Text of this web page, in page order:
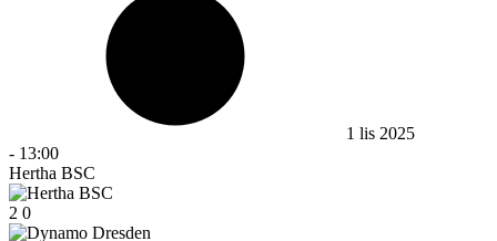
1 lis 2025
- 13:00
Hertha BSC
2 0